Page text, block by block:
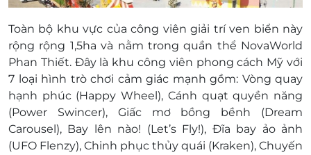
Toàn bộ khu vực của công viên giải trí ven biển này
rộng rộng 1,5ha và nằm trong quần thể NovaWorld
Phan Thiết. Đây là khu công viên phong cách Mỹ với
7 loại hình trò chơi cảm giác mạnh gồm: Vòng quay
hạnh phúc (Happy Wheel), Cánh quạt quyền năng
(Power Swincer), Giấc mơ bồng bềnh (Dream
Carousel), Bay lên nào! (Let’s Fly!), Đĩa bay ảo ảnh
(UFO Flenzy), Chinh phục thủy quái (Kraken), Chuyến